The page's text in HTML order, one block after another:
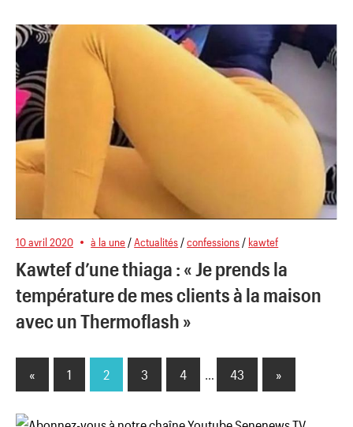
10 avril 2020 à la une /Actualités /confessions / kawtef
Kawtef d’une thiaga : « Je prends la
température de mes clients à la maison
avec un Thermoflash »
Pagination
« Previous
Posts
1 2 3 4 43
Next
Posts
»